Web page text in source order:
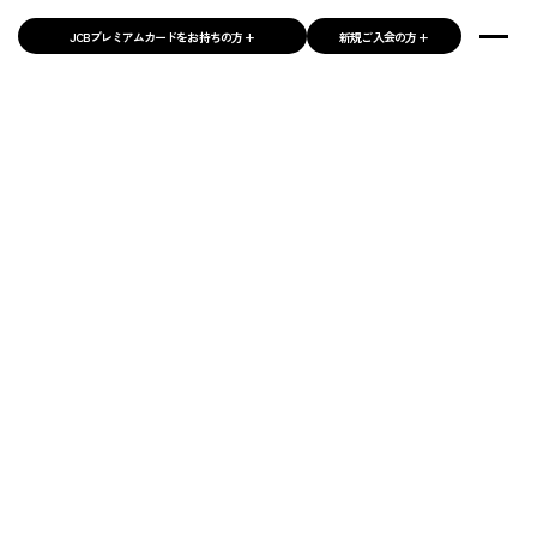
JCBプレミアムカードをお持ちの方 + 新規ご入会の方 +